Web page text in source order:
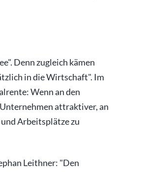
Denn zugleich kämen
in die Wirtschaft". Im
Wenn an den
attraktiver, an
Arbeitsplätze zu
Leithner: "Den